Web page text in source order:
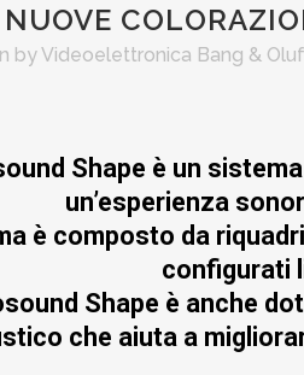
byVideoelettronica Bang &
Shape è un
un’esperienza
è composto da
configurati
Shape è anche
che aiuta a